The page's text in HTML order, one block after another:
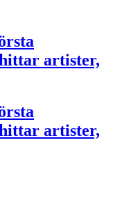
artister,
artister,